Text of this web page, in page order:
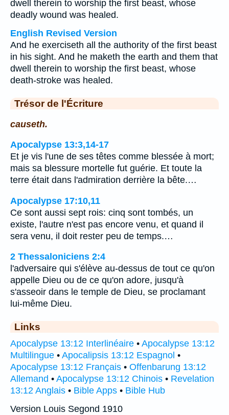
dwell therein to worship the first beast, whose
deadly wound was healed.
English Revised Version
And he exerciseth all the authority of the first beast
in his sight. And he maketh the earth and them that
dwell therein to worship the first beast, whose
death-stroke was healed.
Trésor de l'Écriture
causeth.
Apocalypse 13:3,14-17
Et je vis l'une de ses têtes comme blessée à mort;
mais sa blessure mortelle fut guérie. Et toute la
terre était dans l'admiration derrière la bête.…
Apocalypse 17:10,11
Ce sont aussi sept rois: cinq sont tombés, un
existe, l'autre n'est pas encore venu, et quand il
sera venu, il doit rester peu de temps.…
2 Thessaloniciens 2:4
l'adversaire qui s'élève au-dessus de tout ce qu'on
appelle Dieu ou de ce qu'on adore, jusqu'à
s'asseoir dans le temple de Dieu, se proclamant
lui-même Dieu.
Links
Apocalypse 13:12 Interlinéaire • Apocalypse 13:12
Multilingue • Apocalipsis 13:12 Espagnol •
Apocalypse 13:12 Français • Offenbarung 13:12
Allemand • Apocalypse 13:12 Chinois • Revelation
13:12 Anglais • Bible Apps • Bible Hub
Version Louis Segond 1910